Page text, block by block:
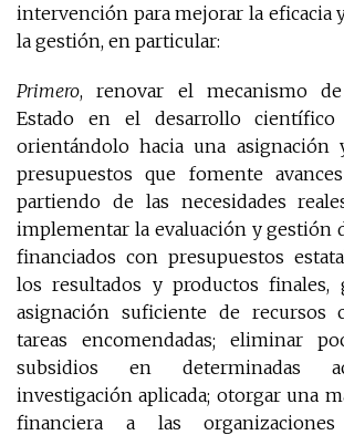
intervención para mejorar la eficacia
la gestión, en particular:
Primero, renovar el mecanismo
Estado en el desarrollo científico
orientándolo hacia una asignación
presupuestos que fomente
partiendo de las necesidades
implementar la evaluación y gestión
financiados con presupuestos
los resultados y productos finales,
asignación suficiente de recursos
tareas encomendadas; eliminar
subsidios en determinadas
investigación aplicada; otorgar una
financiera a las